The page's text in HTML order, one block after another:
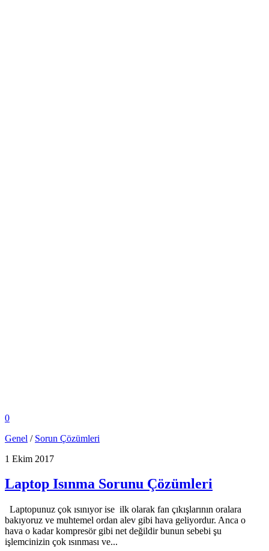
0
Genel / Sorun Çözümleri
1 Ekim 2017
Laptop Isınma Sorunu Çözümleri
Laptopunuz çok ısınıyor ise ilk olarak fan çıkışlarının oralara
bakıyoruz ve muhtemel ordan alev gibi hava geliyordur. Anca o
hava o kadar kompresör gibi net değildir bunun sebebi şu
işlemcinizin çok ısınması ve...